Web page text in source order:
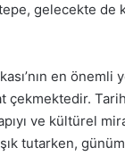
gelecekte de
en
ve kültürel
tutarken,